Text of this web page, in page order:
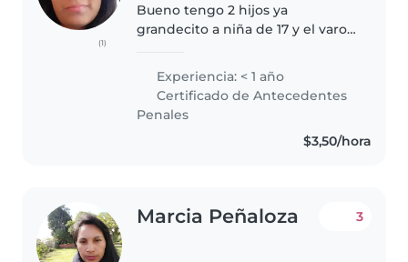
(1)
Bueno tengo 2 hijos ya
grandecito a niña de 17 y el varon
manabi y me gusta los niños
tengo ya 36 años soy
responsable y me gusta la
puntualidad me gustaria...
Experiencia: < 1 año
Certificado de Antecedentes
Penales
$3,50/hora
Marcia Peñaloza 3